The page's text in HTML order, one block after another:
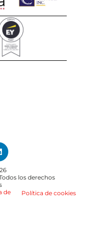
los derechos
de
Política de cookies